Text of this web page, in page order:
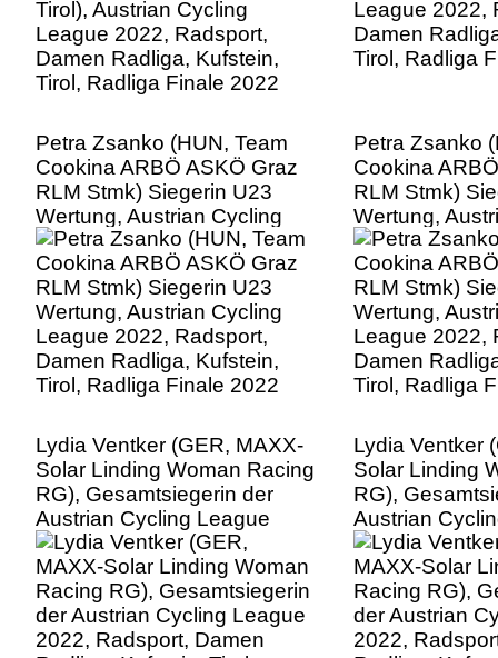
Petra Zsanko (HUN, Team
Cookina ARBÖ ASKÖ Graz
RLM Stmk) Siegerin U23
Wertung, Austrian Cycling
League 2022, Radsport,
Damen Radliga, Kufstein,
Tirol, Radliga Finale 2022
Petra Zsanko
Cookina
RLM Stmk)
Wertung,
League 2022,
Damen
Tirol, Radliga
Lydia Ventker (GER, MAXX-
Solar Linding Woman Racing
RG), Gesamtsiegerin der
Austrian Cycling League
2022, Radsport, Damen
Radliga, Kufstein, Tirol,
Radliga Finale 2022
Lydia Ventker
Solar Linding
RG),
Austrian
2022,
Radliga,
Radliga Finale